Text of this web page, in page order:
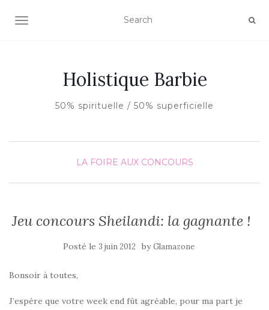
AFFICHER/MASQUER LA NAVIGATION
Holistique Barbie
50% spirituelle / 50% superficielle
LA FOIRE AUX CONCOURS
Jeu concours Sheilandi: la gagnante !
Posté le 3 juin 2012 byGlamazone
Bonsoir à toutes,
J’espère que votre week end fût agréable, pour ma part je